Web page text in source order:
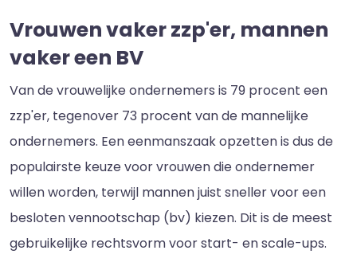
Vrouwen vaker zzp'er, mannen
vaker een BV
Van de vrouwelijke ondernemers is 79 procent een
zzp'er, tegenover 73 procent van de mannelijke
ondernemers. Een eenmanszaak opzetten is dus de
populairste keuze voor vrouwen die ondernemer
willen worden, terwijl mannen juist sneller voor een
besloten vennootschap (bv) kiezen. Dit is de meest
gebruikelijke rechtsvorm voor start- en scale-ups.